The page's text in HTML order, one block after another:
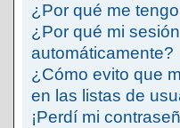
¿Por qué me
¿Por qué mi
automáticamente?
¿Cómo evito que
en las listas de
¡Perdí mi